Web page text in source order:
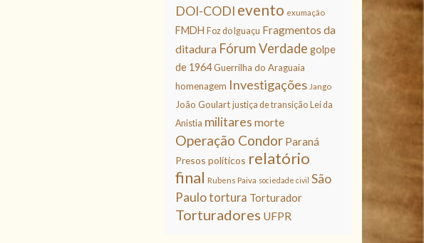
DOI-CODI evento exumação
FMDH Foz do Iguaçu Fragmentos da
ditadura Fórum Verdade golpe
de 1964 Guerrilha do Araguaia
homenagem Investigações Jango
João Goulart justiça de transição Lei da
Anistia militares morte
Operação Condor Paraná
Presos políticos relatório
final Rubens Paiva sociedade civil São
Paulotortura Torturador
Torturadores UFPR